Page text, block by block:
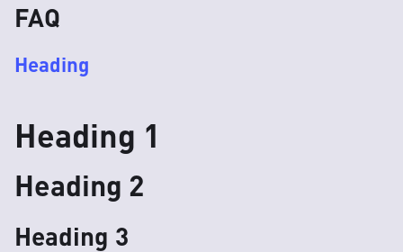
FAQ
Heading
Heading 1
Heading 2
Heading 3